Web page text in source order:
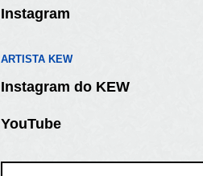
Instagram
ARTISTA KEW
Instagram do KEW
YouTube